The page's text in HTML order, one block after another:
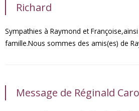
Richard
Sympathies à Raymond et Françoise,ainsi
famille.Nous sommes des amis(es) de
Message de Réginald